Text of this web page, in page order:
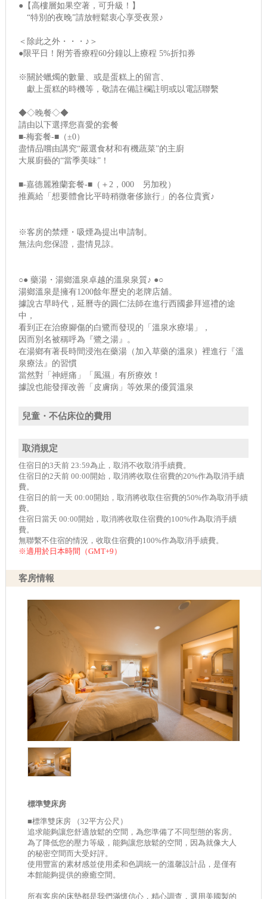
●【高樓層如果空著，可升級！】
“特別的夜晚”請放輕鬆衷心享受夜景♪
＜除此之外・・・♪＞
●限平日！附芳香療程60分鐘以上療程 5%折扣券
※關於蠟燭的數量、或是蛋糕上的留言、
獻上蛋糕的時機等，敬請在備註欄註明或以電話聯繫
◆◇晚餐◇◆
請由以下選擇您喜愛的套餐
■-梅套餐-■（±0）
盡情品嚐由講究“嚴選食材和有機蔬菜”的主廚
大展廚藝的“當季美味”！
■-嘉德麗雅蘭套餐-■（＋2，000 另加稅）
推薦給「想要體會比平時稍微奢侈旅行」的各位貴賓♪
※客房的禁煙・吸煙為提出申請制。
無法向您保證，盡情見諒。
○● 藥湯・湯鄉溫泉卓越的溫泉泉質♪ ●○
湯鄉溫泉是擁有1200餘年歷史的老牌店舖。
據說古早時代，延曆寺的圓仁法師在進行西國參拜巡禮的途
中，
看到正在治療腳傷的白鷺而發現的「溫泉水療場」，
因而別名被稱呼為『鷺之湯』。
在湯鄉有著長時間浸泡在藥湯（加入草藥的溫泉）裡進行『溫
泉療法』的習慣
當然對「神經痛」「風濕」有所療效！
據說也能發揮改善「皮膚病」等效果的優質溫泉
兒童・不佔床位的費用
取消規定
住宿日的3天前 23:59為止，取消不收取消手續費。
住宿日的2天前 00:00開始，取消將收取住宿費的20%作為取消手續
費。
住宿日的前一天 00:00開始，取消將收取住宿費的50%作為取消手續
費。
住宿日當天 00:00開始，取消將收取住宿費的100%作為取消手續
費。
無聯繫不住宿的情況，收取住宿費的100%作為取消手續費。
※適用於日本時間（GMT+9）
客房情報
標準雙床房
■標準雙床房 （32平方公尺）
追求能夠讓您舒適放鬆的空間，為您準備了不同型態的客房。
為了降低您的壓力等級，能夠讓您放鬆的空間，因為就像大人
的秘密空間而大受好評。
使用豐富的素材感並使用柔和色調統一的溫馨設計品，是僅有
本館能夠提供的療癒空間。
所有客房的床墊都是我們滿懷信心，精心調查，選用美國製的